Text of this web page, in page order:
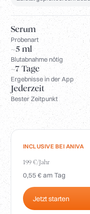
FAQs
PKV-Erstattung
Für Apotheken
Anmelden
Serum
Probenart
~5 ml
Blutabnahme nötig
~7 Tage
Ergebnisse in der App
Jederzeit
Bester Zeitpunkt
INCLUSIVE BEI ANIVA
199 €/Jahr
0,55 € am Tag
Jetzt starten